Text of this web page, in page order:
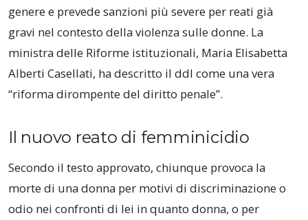
genere e prevede sanzioni più severe per reati già
gravi nel contesto della violenza sulle donne. La
ministra delle Riforme istituzionali, Maria Elisabetta
Alberti Casellati, ha descritto il ddl come una vera
“riforma dirompente del diritto penale”.
Il nuovo reato di femminicidio
Secondo il testo approvato, chiunque provoca la
morte di una donna per motivi di discriminazione o
odio nei confronti di lei in quanto donna, o per